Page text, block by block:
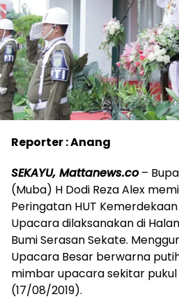
Reporter : Anang
SEKAYU, Mattanews.co–
(Muba) H Dodi Reza Alex
Peringatan HUT
Upacara dilaksanakan di
Bumi Serasan Sekate.
Upacara Besar berwarna
mimbar upacara sekitar pukul
(17/08/2019).